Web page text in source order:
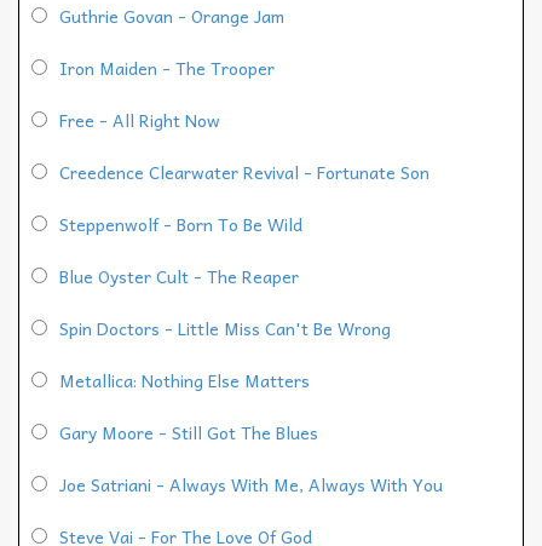
Guthrie Govan - Orange Jam
Iron Maiden - The Trooper
Free - All Right Now
Creedence Clearwater Revival - Fortunate Son
Steppenwolf - Born To Be Wild
Blue Oyster Cult - The Reaper
Spin Doctors - Little Miss Can't Be Wrong
Metallica: Nothing Else Matters
Gary Moore - Still Got The Blues
Joe Satriani - Always With Me, Always With You
Steve Vai - For The Love Of God